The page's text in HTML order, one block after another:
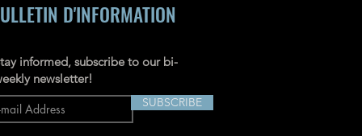
D'INFORMATION
informed, subscribe to our bi-
newsletter!
SUBSCRIBE